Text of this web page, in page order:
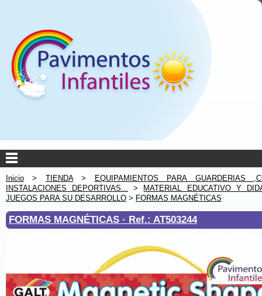
Inicio > TIENDA>
EQUIPAMIENTOS PARA GUARDERIAS
INSTALACIONES DEPORTIVAS... >
MATERIAL EDUCATIVO Y
JUEGOS PARA SU DESARROLLO > FORMAS MAGNÉTICAS
FORMAS MAGNÉTICAS · Ref.: AT503244